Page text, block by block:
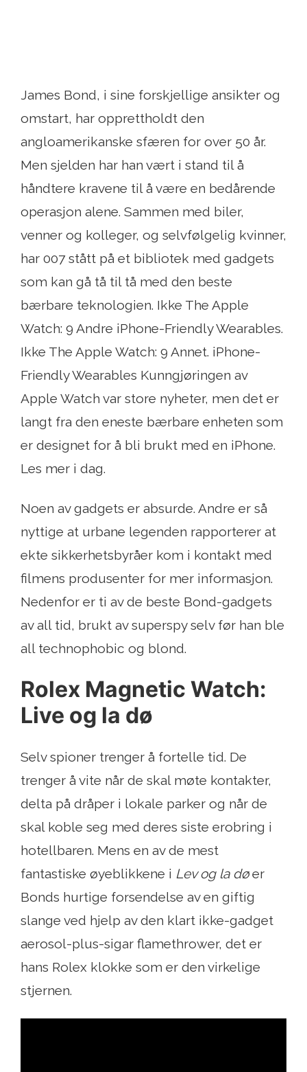
James Bond, i sine forskjellige ansikter og
omstart, har opprettholdt den
angloamerikanske sfæren for over 50 år.
Men sjelden har han vært i stand til å
håndtere kravene til å være en bedårende
operasjon alene. Sammen med biler,
venner og kolleger, og selvfølgelig kvinner,
har 007 stått på et bibliotek med gadgets
som kan gå tå til tå med den beste
bærbare teknologien. Ikke The Apple
Watch: 9 Andre iPhone-Friendly Wearables.
Ikke The Apple Watch: 9 Annet. iPhone-
Friendly Wearables Kunngjøringen av
Apple Watch var store nyheter, men det er
langt fra den eneste bærbare enheten som
er designet for å bli brukt med en iPhone.
Les mer i dag.
Noen av gadgets er absurde. Andre er så
nyttige at urbane legenden rapporterer at
ekte sikkerhetsbyråer kom i kontakt med
filmens produsenter for mer informasjon.
Nedenfor er ti av de beste Bond-gadgets
av all tid, brukt av superspy selv før han ble
all technophobic og blond.
Rolex Magnetic Watch:
Live og la dø
Selv spioner trenger å fortelle tid. De
trenger å vite når de skal møte kontakter,
delta på dråper i lokale parker og når de
skal koble seg med deres siste erobring i
hotellbaren. Mens en av de mest
fantastiske øyeblikkene i Lev og la døer
Bonds hurtige forsendelse av en giftig
slange ved hjelp av den klart ikke-gadget
aerosol-plus-sigar flamethrower, det er
hans Rolex klokke som er den virkelige
stjernen.